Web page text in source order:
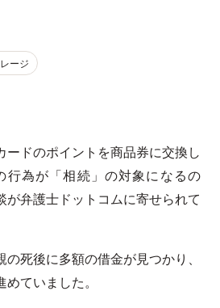
ージ
ードのポイントを商品券に交換し
為が「相続」の対象になるの
が弁護士ドットコムに寄せられて
死後に多額の借金が見つかり、
ていました。